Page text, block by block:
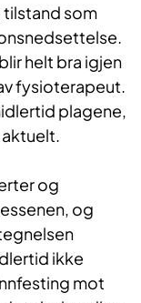
tilstand som
helt bra igjen
fysioterapeut.
plagene,
og
og
ikke
mot